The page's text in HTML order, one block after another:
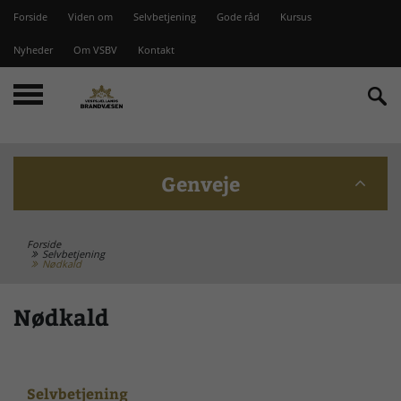
Forside Viden om Selvbetjening Gode råd Kursus
Nyheder Om VSBV Kontakt
Genveje
Beredskabskommission
Forside
Selvbetjening
Nødkald
Nødkald
Selvbetjening